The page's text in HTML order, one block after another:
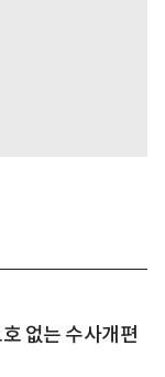
없는 수사개편